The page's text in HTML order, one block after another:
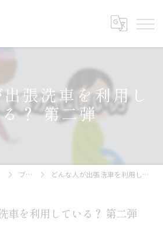
張洗車を利用し
？ 第二弾
ブログ どんな人が出張洗車を利用している？ 第二弾
車を利用している？ 第二弾